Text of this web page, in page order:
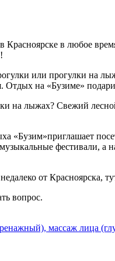
в любое
или прогулки на
Отдых на «Бузиме»
на лыжах? Свежий
«Бузим»приглашает
от Красноярска,
вопрос.
массаж лица